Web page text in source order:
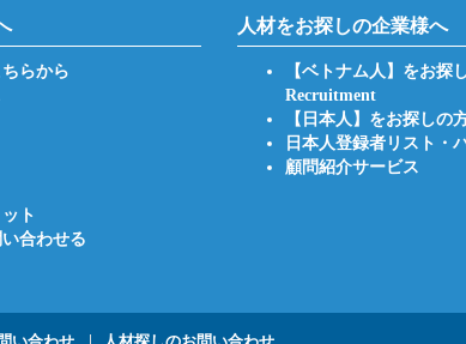
らから
ト
合わせる
人材をお探しの企業様へ
【ベトナム人】をお探
Recruitment
【日本人】をお探しの
日本人登録者リスト・
顧問紹介サービス